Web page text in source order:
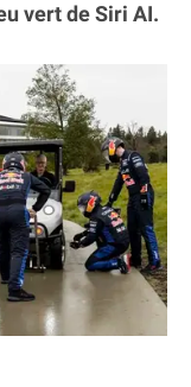
vert de Siri AI.